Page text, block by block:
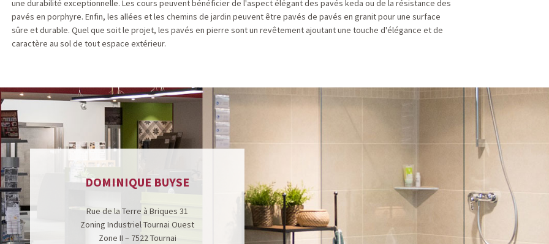
une durabilité exceptionnelle. Les cours peuvent bénéficier de l'aspect élégant des pavés keda ou de la résistance des
pavés en porphyre. Enfin, les allées et les chemins de jardin peuvent être pavés de pavés en granit pour une surface
sûre et durable. Quel que soit le projet, les pavés en pierre sont un revêtement ajoutant une touche d'élégance et de
caractère au sol de tout espace extérieur.
DOMINIQUE BUYSE
Rue de la Terre à Briques 31
Zoning Industriel Tournai Ouest
Zone II – 7522 Tournai